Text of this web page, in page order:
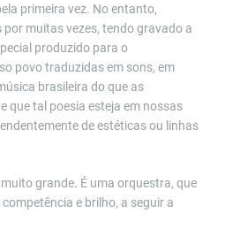
primeira vez. No entanto,
muitas vezes, tendo gravado a
produzido para o
povo traduzidas em sons, em
brasileira do que as
que tal poesia esteja em nossas
de estéticas ou linhas
grande. É uma orquestra, que
e brilho, a seguir a